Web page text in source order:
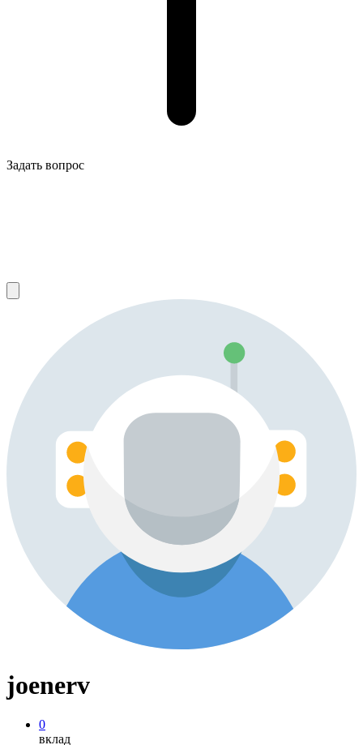
Задать вопрос
joenerv
0
вклад